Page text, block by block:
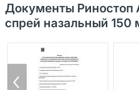
Документы Риностоп
спрей назальный 150